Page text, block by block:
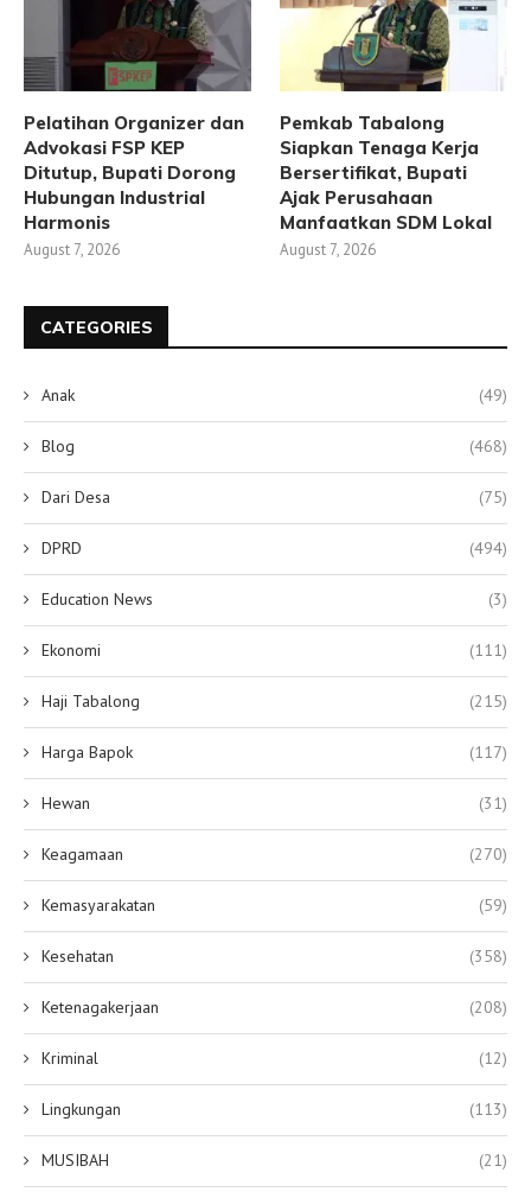
Pelatihan Organizer dan
Advokasi FSP KEP
Ditutup, Bupati Dorong
Hubungan Industrial
Harmonis
August 7, 2026
Pemkab Tabalong
Siapkan Tenaga Kerja
Bersertifikat, Bupati
Ajak Perusahaan
Manfaatkan SDM Lokal
August 7, 2026
CATEGORIES
Anak (49)
Blog (468)
Dari Desa (75)
DPRD (494)
Education News (3)
Ekonomi (111)
Haji Tabalong (215)
Harga Bapok (117)
Hewan (31)
Keagamaan (270)
Kemasyarakatan (59)
Kesehatan (358)
Ketenagakerjaan (208)
Kriminal (12)
Lingkungan (113)
MUSIBAH (21)